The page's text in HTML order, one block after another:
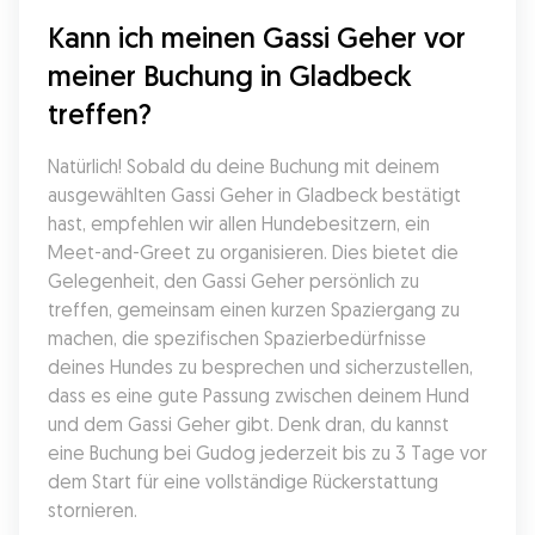
Kann ich meinen Gassi Geher vor
meiner Buchung in Gladbeck
treffen?
Natürlich! Sobald du deine Buchung mit deinem
ausgewählten Gassi Geher in Gladbeck bestätigt
hast, empfehlen wir allen Hundebesitzern, ein
Meet-and-Greet zu organisieren. Dies bietet die
Gelegenheit, den Gassi Geher persönlich zu
treffen, gemeinsam einen kurzen Spaziergang zu
machen, die spezifischen Spazierbedürfnisse
deines Hundes zu besprechen und sicherzustellen,
dass es eine gute Passung zwischen deinem Hund
und dem Gassi Geher gibt. Denk dran, du kannst
eine Buchung bei Gudog jederzeit bis zu 3 Tage vor
dem Start für eine vollständige Rückerstattung
stornieren.